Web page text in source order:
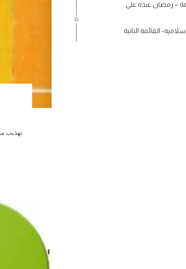
تهذيب
– رمضان عبده علي
القائمة الثانية